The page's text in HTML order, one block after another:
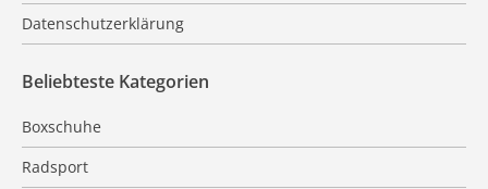
Datenschutzerklärung
Beliebteste Kategorien
Boxschuhe
Radsport